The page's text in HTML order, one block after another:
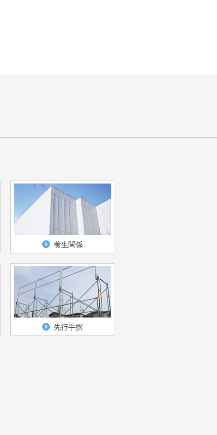
養生関係
先行手摺